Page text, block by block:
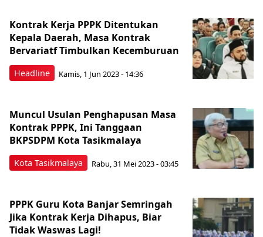
Headline
Kontrak Kerja PPPK Ditentukan
Kepala Daerah, Masa Kontrak
Bervariatf Timbulkan Kecemburuan
Kamis, 1 Jun 2023 - 14:36
Kota Tasikmalaya
Muncul Usulan Penghapusan Masa
Kontrak PPPK, Ini Tanggaan
BKPSDPM Kota Tasikmalaya
Rabu, 31 Mei 2023 - 03:45
PPPK Guru Kota Banjar Semringah
Jika Kontrak Kerja Dihapus, Biar
Tidak Waswas Lagi!